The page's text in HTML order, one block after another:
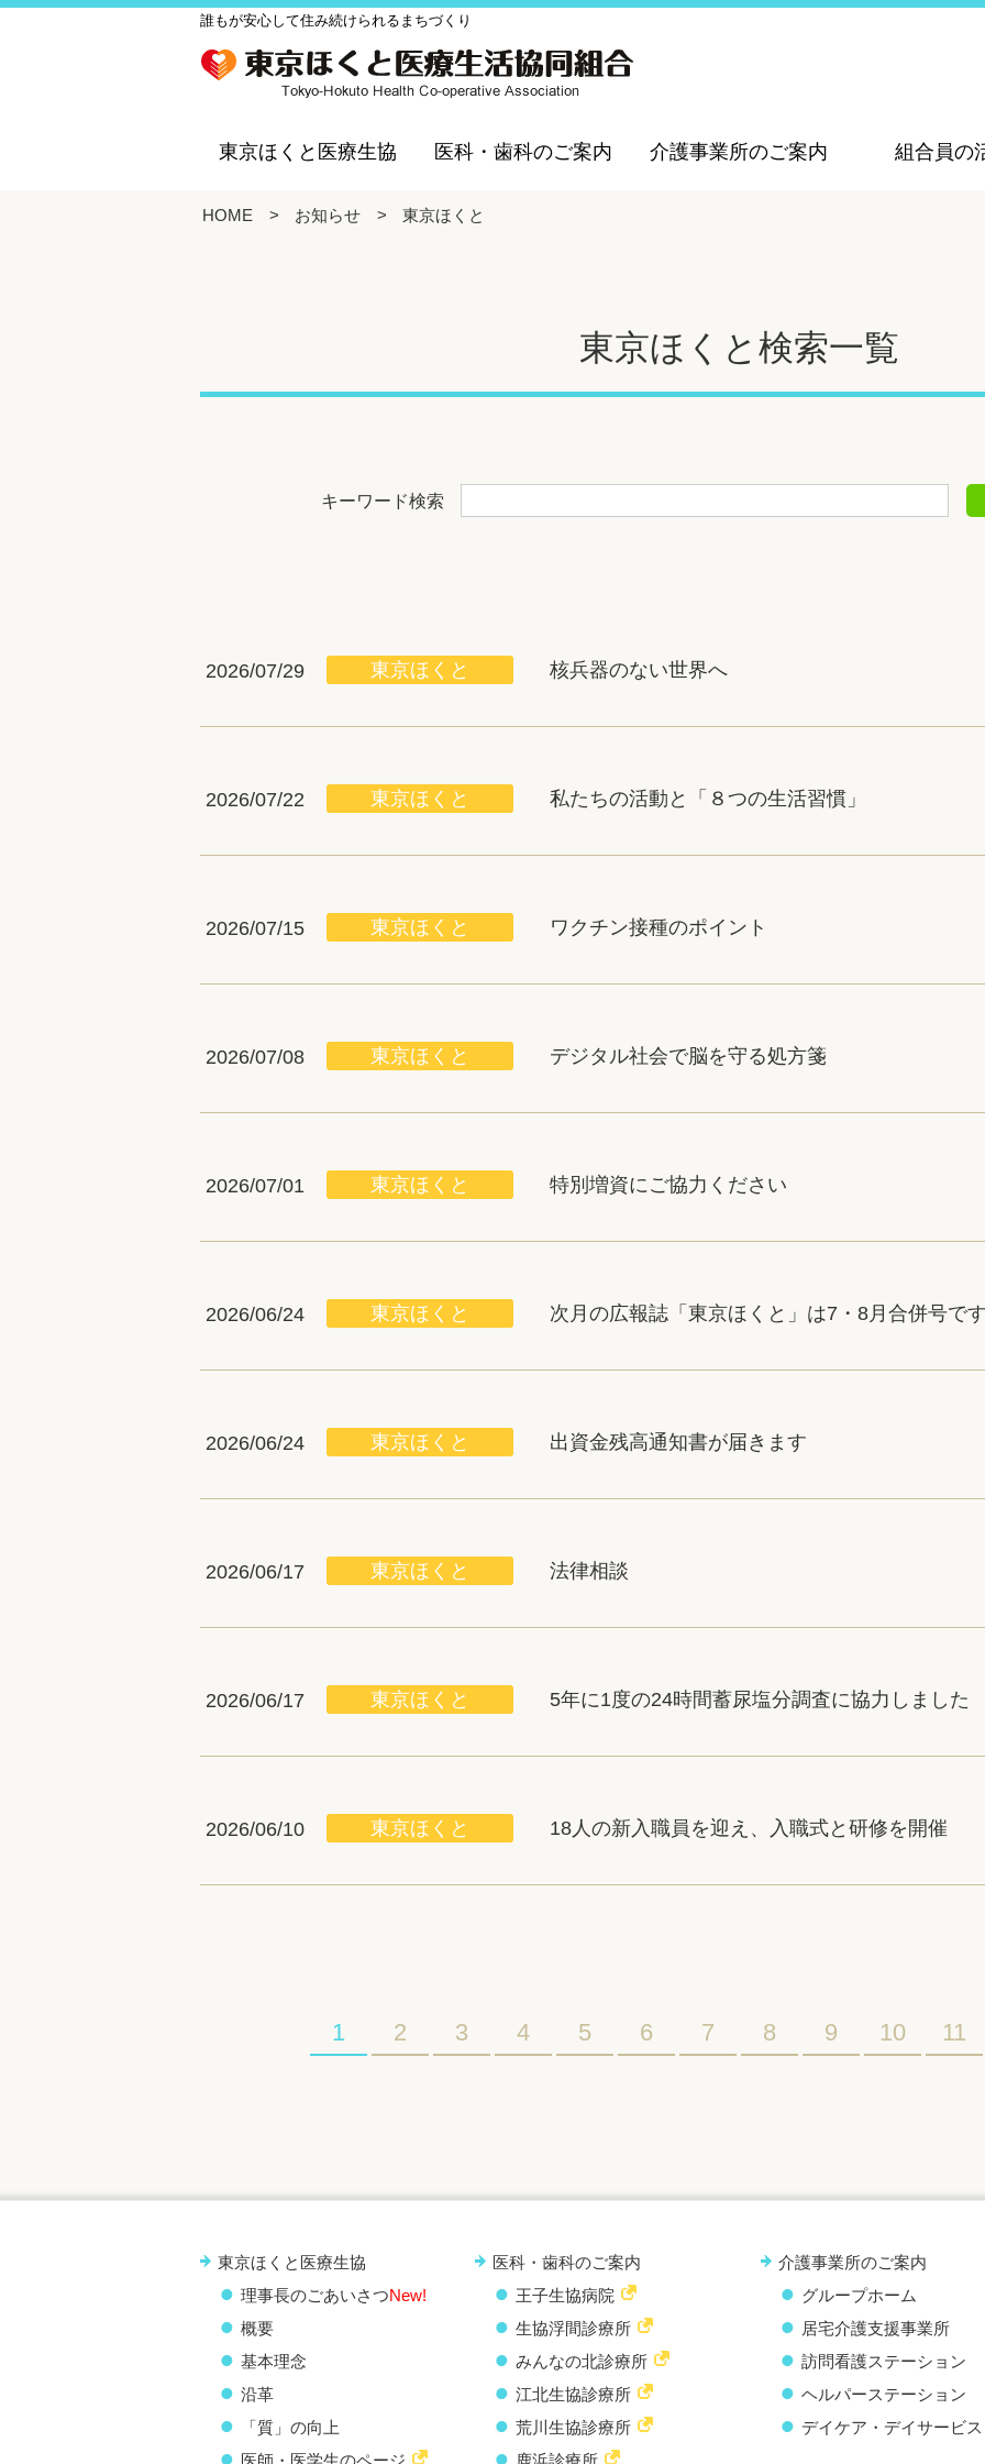
誰もが安心して住み続けられるまちづくり
東京ほくと医療生協 医科・歯科のご案内 介護事業所のご案内 組合員の
HOME > お知らせ > 東京ほくと
東京ほくと検索一覧
キーワード検索
2026/07/29 東京ほくと 核兵器のない世界へ
2026/07/22 東京ほくと 私たちの活動と「８つの生活習慣」
2026/07/15 東京ほくと ワクチン接種のポイント
2026/07/08 東京ほくと デジタル社会で脳を守る処方箋
2026/07/01 東京ほくと 特別増資にご協力ください
2026/06/24 東京ほくと 次月の広報誌「東京ほくと」は7・8月合併号で
2026/06/24 東京ほくと 出資金残高通知書が届きます
2026/06/17 東京ほくと 法律相談
2026/06/17 東京ほくと 5年に1度の24時間蓄尿塩分調査に協力しました
2026/06/10 東京ほくと 18人の新入職員を迎え、入職式と研修を開催
1 2 3 4 5 6 7 8 9 10 11
東京ほくと医療生協
理事長のごあいさつNew!
概要
基本理念
沿革
「質」の向上
医師・医学生のページ
医科・歯科のご案内
王子生協病院
生協浮間診療所
みんなの北診療所
江北生協診療所
荒川生協診療所
鹿浜診療所
介護事業所のご案内
グループホーム
居宅介護支援事業所
訪問看護ステーション
ヘルパーステーション
デイケア・デイサービス